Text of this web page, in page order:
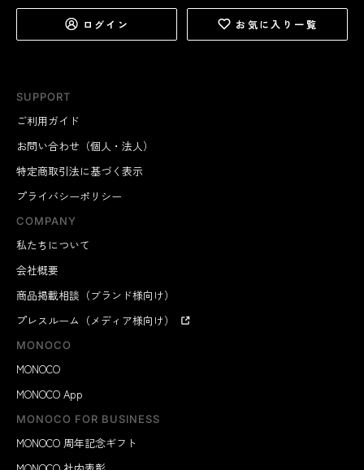
SUPPORT
ご利用ガイド
お問い合わせ（個人・法人）
特定商取引法に基づく表示
プライバシーポリシー
COMPANY
私たちについて
会社概要
商品掲載相談（ブランド様向け）
プレスルーム（メディア様向け）
MONOCO
MONOCO
MONOCO App
MONOCO FOR BUSINESS
MONOCO 周年記念ギフト
ログイン お気に入り一覧